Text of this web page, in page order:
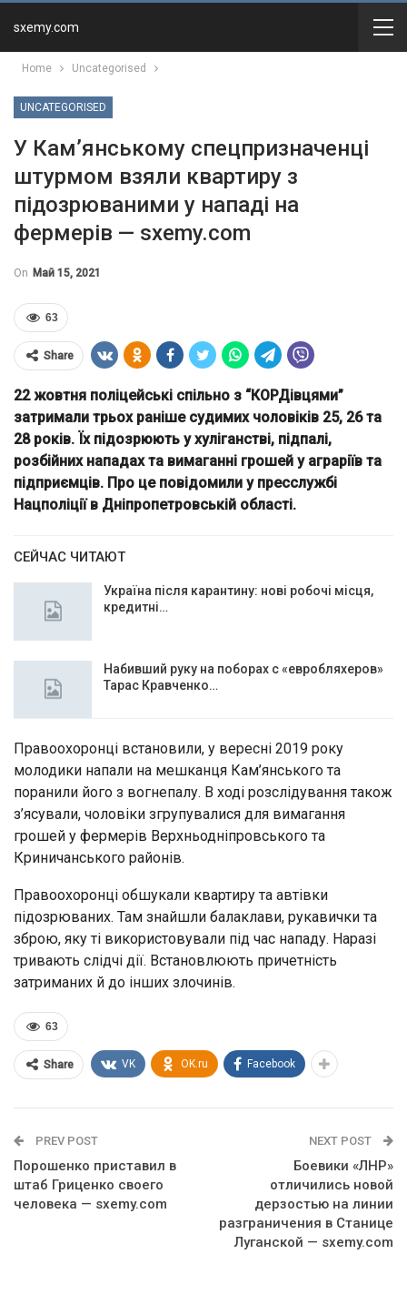
sxemy.com
Home Uncategorised
UNCATEGORISED
У Кам’янському спецпризначенці
штурмом взяли квартиру з
підозрюваними у нападі на
фермерів — sxemy.com
On Май 15, 2021
63
Share
22 жовтня поліцейські спільно з “КОРДівцями”
затримали трьох раніше судимих чоловіків 25, 26 та
28 років. Їх підозрюють у хуліганстві, підпалі,
розбійних нападах та вимаганні грошей у аграріїв та
підприємців. Про це повідомили у пресслужбі
Нацполіції в Дніпропетровській області.
СЕЙЧАС ЧИТАЮТ
Україна після карантину: нові робочі місця,
кредитні…
Набивший руку на поборах с «евробляхеров»
Тарас Кравченко…
Правоохоронці встановили, у вересні 2019 року
молодики напали на мешканця Кам’янського та
поранили його з вогнепалу. В ході розслідування також
з’ясували, чоловіки згрупувалися для вимагання
грошей у фермерів Верхньодніпровського та
Криничанського районів.
Правоохоронці обшукали квартиру та автівки
підозрюваних. Там знайшли балаклави, рукавички та
зброю, яку ті використовували під час нападу. Наразі
тривають слідчі дії. Встановлюють причетність
затриманих й до інших злочинів.
63
Share VK OK.ru Facebook
PREV POST
Порошенко приставил в
штаб Гриценко своего
человека — sxemy.com
NEXT POST
Боевики «ЛНР»
отличились новой
дерзостью на линии
разграничения в Станице
Луганской — sxemy.com